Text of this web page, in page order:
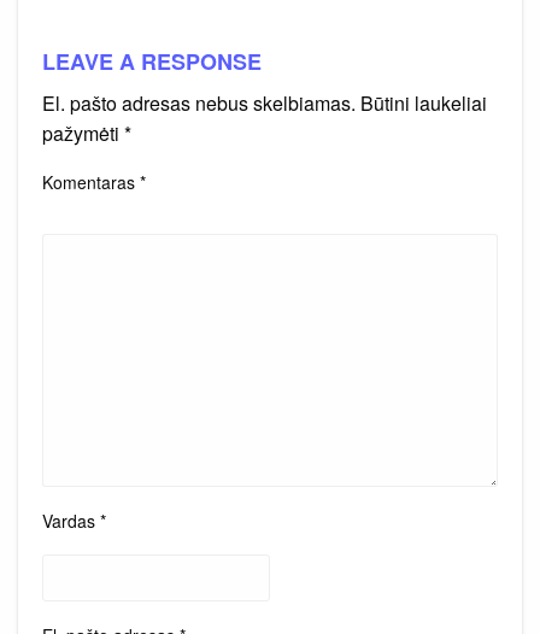
LEAVE A RESPONSE
El. pašto adresas nebus skelbiamas. Būtini laukeliai
pažymėti *
Komentaras *
Vardas *